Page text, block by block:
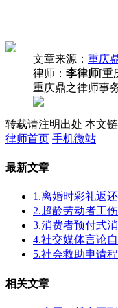
文章来源： 重庆
律师： 李律师[重
重庆鼎之律师事
转载请注明出处 本文
律师首页 手机微站
最新文章
1.离婚时彩礼返
2.超龄劳动者工
3.消费者预付式
4.社交媒体言论
5.社会救助申请
相关文章